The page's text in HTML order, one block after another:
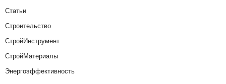
Статьи
Строительство
СтройИнструмент
СтройМатериалы
Энергоэффективность